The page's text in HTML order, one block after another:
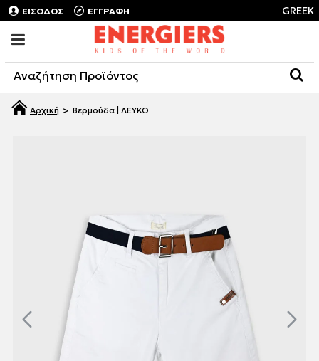
ΕΙΣΟΔΟΣ ΕΓΓΡΑΦΗ GREEK
Βερμούδα | ΛΕΥΚΟ